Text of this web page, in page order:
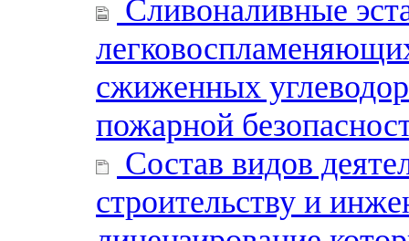
Сливоналивные
сжиженных
пожарной
Состав видов
строительству и